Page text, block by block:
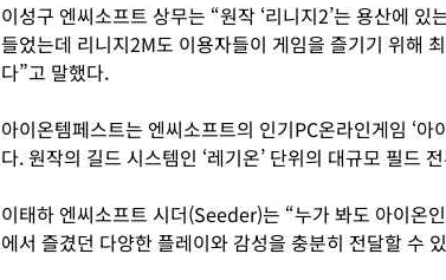
이성구 엔씨소프트 상무는 “원작 ‘리니지2’는 용산에
들었는데 리니지2M도 이용자들이 게임을 즐기기 위해
다”고 말했다.
아이온템페스트는 엔씨소프트의 인기PC온라인게임 ‘아
다. 원작의 길드 시스템인 ‘레기온’ 단위의 대규모 필드
이태하 엔씨소프트 시더(Seeder)는 “누가 봐도 아이온
에서 즐겼던 다양한 플레이와 감성을 충분히 전달할 수